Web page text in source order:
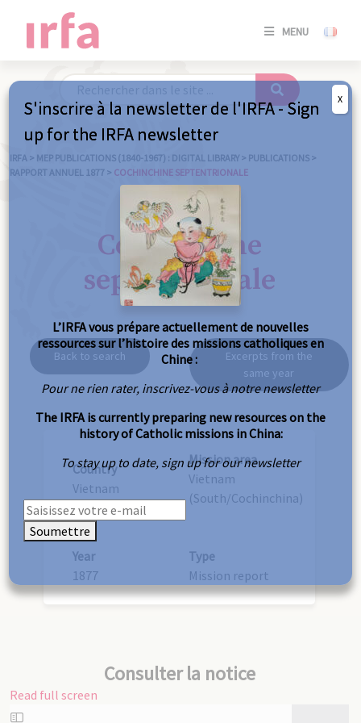
MENU
SE
/
IRFA > MEP PUBLICATIONS (1840-1967) : DIGITAL LIBRARY > PUBLICATIONS >
RAPPORT ANNUEL 1877 > COCHINCHINE SEPTENTRIONALE
Cochinchine
septentrionale
Back to search
Excerpts from the
same year
Country
Vietnam
Mission area
Vietnam
(South/Cochinchina)
Year
1877
Type
Mission report
Consulter la notice
Read full screen
Skip
S'inscrire à la newsletter de l'IRFA - Sign
up for the IRFA newsletter
L’IRFA vous prépare actuellement de nouvelles
ressources sur l’histoire des missions catholiques en
Chine :
Pour ne rien rater, inscrivez-vous à notre newsletter
The IRFA is currently preparing new resources on the
history of Catholic missions in China:
To stay up to date, sign up for our newsletter
Soumettre
X